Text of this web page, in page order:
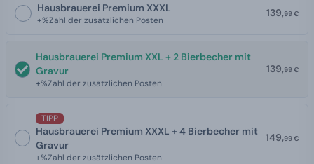
Hausbrauerei Premium XXXL
+%Zahl der zusätzlichen Posten
139,99 €
Hausbrauerei Premium XXL + 2 Bierbecher mit
Gravur
+%Zahl der zusätzlichen Posten
139,99 €
TIPP
Hausbrauerei Premium XXXL + 4 Bierbecher mit
Gravur
+%Zahl der zusätzlichen Posten
149,99 €